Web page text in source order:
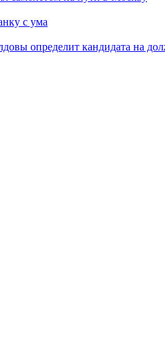
с ума
определит кандидата на